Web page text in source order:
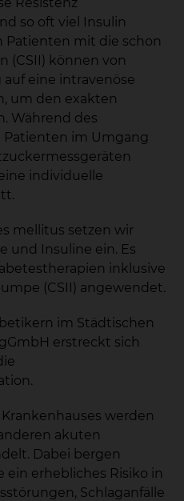
so oft viel Insulin
Patienten mit die schon
(CSII) können von
eine intravenöse
um den exakten
Während des
im Umgang
individuelle
mellitus setzen wir
und Insuline ein. Es
inklusive
(CSII) angewendet.
im Städtischen
erstreckt sich
werden
akuten
Dabei bergen
erhebliches Risiko in
Schlaganfälle